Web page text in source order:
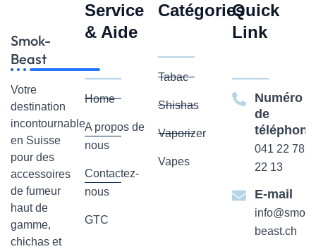
Smok-
Beast
Votre
destination
incontournable
en Suisse
pour des
accessoires
de fumeur
haut de
gamme,
chichas et
Service
& Aide
Home
A propos de
nous
Contactez-
nous
GTC
Catégories
Tabac
Shishas
Vaporizer
Vapes
Quick
Link
Numéro
de
téléphone
041 22 782
22 13
E-mail
info@smok-
beast.ch